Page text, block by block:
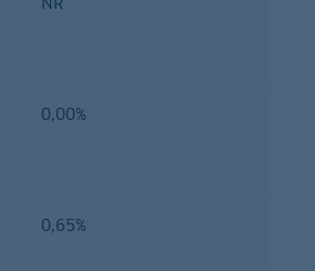
0,00%
0,65%